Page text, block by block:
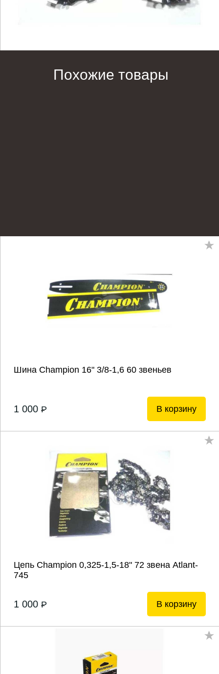
Похожие товары
Шина Champion 16" 3/8-1,6 60 звеньев
1 000 P В корзину
Цепь Champion 0,325-1,5-18" 72 звена Atlant-
745
1 000 P В корзину